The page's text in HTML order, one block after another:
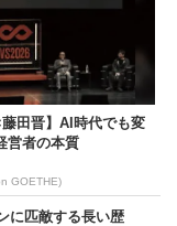
藤田晋】AI時代でも変
営者の本質
GOETHE)
に匹敵する長い歴